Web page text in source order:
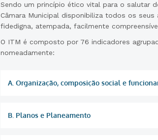
Sendo um princípio ético vital para o salutar
Câmara Municipal disponibiliza todos os
fidedigna, atempada, facilmente
O ITM é composto por 76 indicadores
nomeadamente:
A. Organização, composição social e
B. Planos e Planeamento